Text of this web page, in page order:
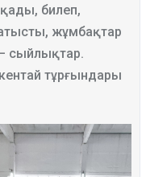
билеп,
жұмбақтар
сыйлықтар.
тұрғындары